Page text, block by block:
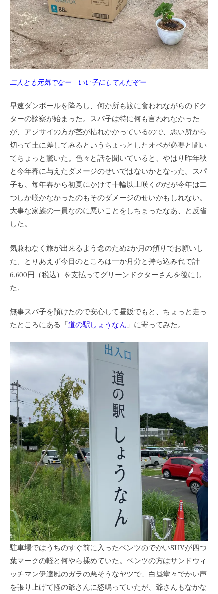
二人とも元気でなー いい子にしてんだぞー
早速ダンボールを降ろし、何か所も蚊に食われながらのドク
ターの診察が始まった。スパ子は特に何も言われなかった
が、アジサイの方が茎が枯れかかっているので、悪い所から
切って土に差してみるというちょっとしたオペが必要と聞い
てちょっと驚いた。色々と話を聞いていると、やはり昨年秋
と今年春に与えたダメージのせいではないかとなった。スパ
子も、毎年春から初夏にかけて十輪以上咲くのだが今年は二
つしか咲かなかったのもそのダメージのせいかもしれない。
大事な家族の一員なのに悪いことをしちまったなあ、と反省
した。
気兼ねなく旅が出来るよう念のため2か月の預りでお願いし
た。とりあえず今日のところは一か月分と持ち込み代で計
6,600円（税込）を支払ってグリーンドクターさんを後にし
た。
無事スパ子を預けたので安心して昼飯でもと、ちょっと走っ
たところにある「道の駅しょうなん 」に寄ってみた。
駐車場ではうちのすぐ前に入ったベンツのでかいSUVが四つ
葉マークの軽と何やら揉めていた。ベンツの方はサンドウィ
ッチマン伊達風のガラの悪そうなヤツで、白昼堂々でかい声
を張り上げて軽の爺さんに怒鳴っていたが、爺さんもなかな